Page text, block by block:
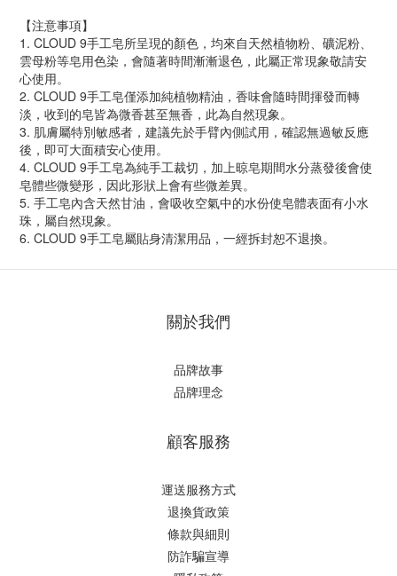
【注意事項】
1. CLOUD 9手工皂所呈現的顏色，均來自天然植物粉、礦泥粉、
雲母粉等皂用色染，會隨著時間漸漸退色，此屬正常現象敬請安
心使用。
2. CLOUD 9手工皂僅添加純植物精油，香味會隨時間揮發而轉
淡，收到的皂皆為微香甚至無香，此為自然現象。
3. 肌膚屬特別敏感者，建議先於手臂內側試用，確認無過敏反應
後，即可大面積安心使用。
4. CLOUD 9手工皂為純手工裁切，加上晾皂期間水分蒸發後會使
皂體些微變形，因此形狀上會有些微差異。
5. 手工皂內含天然甘油，會吸收空氣中的水份使皂體表面有小水
珠，屬自然現象。
6. CLOUD 9手工皂屬貼身清潔用品，一經拆封恕不退換。
關於我們
品牌故事
品牌理念
顧客服務
運送服務方式
退換貨政策
條款與細則
防詐騙宣導